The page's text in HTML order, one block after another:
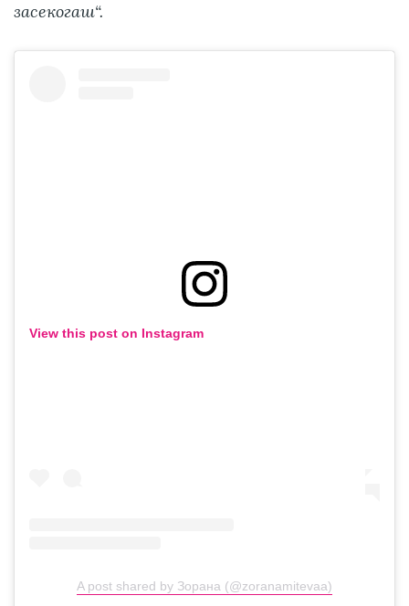
засекогаш“.
View this post on Instagram
A post shared by Зорана (@zoranamitevaa)